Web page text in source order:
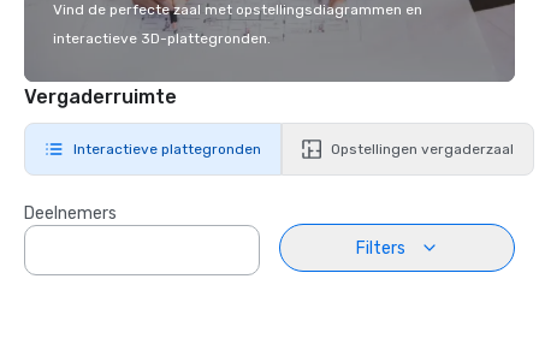
Vind de perfecte zaal met opstellingsdiagrammen en
interactieve 3D-plattegronden.
Vergaderruimte
Interactieve plattegronden Opstellingen vergaderzaal
Deelnemers
Filters